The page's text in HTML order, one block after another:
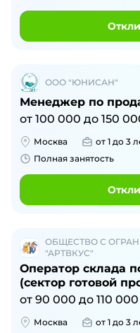
ООО "ЮНИСАН"
Менеджер по
от 100 000 до 150
Москва от 1 до 3
Полная занятость
ОБЩЕСТВО С
"АРТВКУС"
Оператор склада
(сектор готовой
от 90 000 до 110 000
Москва от 1 до 3